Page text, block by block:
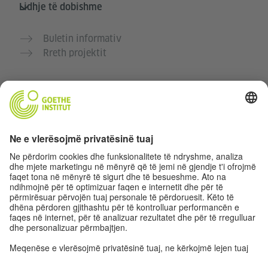
Lidhje të dobishme
Buletin informativ
Rreth projektit
Faqe të tjera interneti
Komuniteti “Gjermanisht për ty”
Ushtro gjermanisht falas
Kurse gjermanisht të Goethe-Institutit
Portali për mësuesit „Deutschstunde“
Privatësia dhe Qasja pa pengesa